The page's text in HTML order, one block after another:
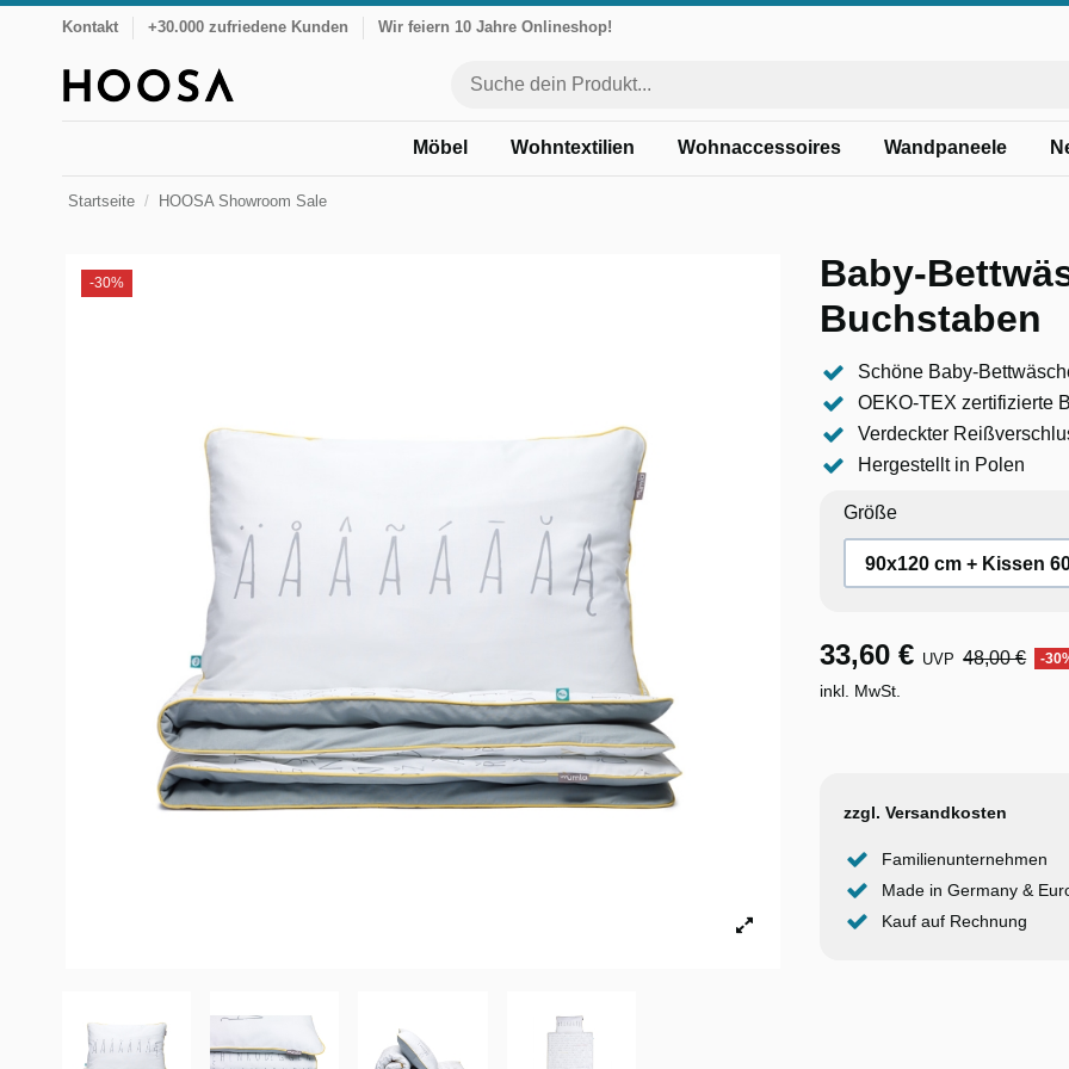
Kontakt +30.000 zufriedene Kunden Wir feiern 10 Jahre Onlineshop!
Möbel Wohntextilien Wohnaccessoires Wandpaneele
Startseite HOOSA Showroom Sale
-30%
Baby-
Buchstaben
Schöne Baby-
OEKO-TEX zertifizierte
Verdeckter
Hergestellt in Polen
Größe
33,60 € UVP 48,00 € -
inkl. MwSt.
zzgl. Versandkosten
Familienunternehmen
Made in Germany &
Kauf auf Rechnung